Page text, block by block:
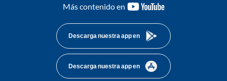
Más contenido en
youtube-
Descarga nuestra app en
Descarga nuestra app en